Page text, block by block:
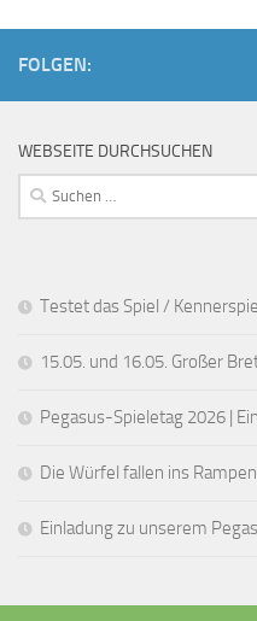
FOLGEN:
WEBSEITE DURCHSUCHEN
Suchen
nach:
Testet das Spiel /
15.05. und 16.05. Großer
Pegasus-Spieletag 2026 |
Die Würfel fallen ins
Einladung zu unserem